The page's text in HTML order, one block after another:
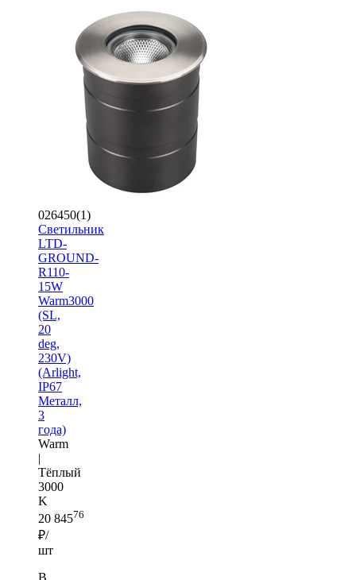
026450(1)
Светильник
LTD-
GROUND-
R110-
15W
Warm3000
(SL,
20
deg,
230V)
(Arlight,
IP67
Металл,
3
года)
Warm
|
Тёплый
3000
K
20 84576
₽/
шт